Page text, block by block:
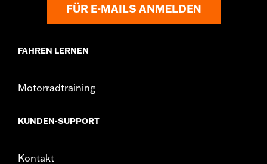
FÜR E-MAILS ANMELDEN
FAHREN LERNEN
Motorradtraining
KUNDEN-SUPPORT
Kontakt